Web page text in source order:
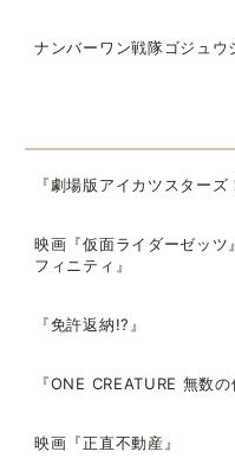
ナンバーワン戦隊ゴジュウ
『劇場版アイカツスター
映画『仮面ライダーゼッ
フィニティ』
『免許返納!?』
『ONE CREATURE 無数
映画『正直不動産』